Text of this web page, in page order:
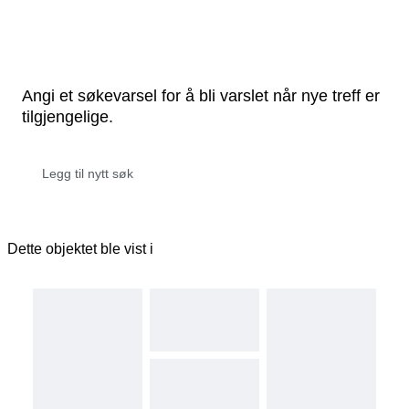
Angi et søkevarsel for å bli varslet når nye treff er
tilgjengelige.
Dette objektet ble vist i